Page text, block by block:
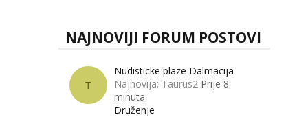
NAJNOVIJI FORUM POSTOVI
T
Nudisticke plaze Dalmacija
Najnovija: Taurus2 Prije 8
minuta
Druženje